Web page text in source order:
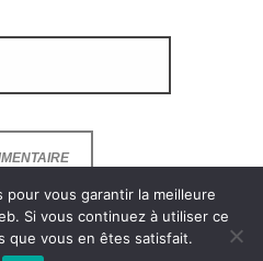
vous garantir la meilleure
Si vous continuez à utiliser ce
que vous en êtes satisfait.